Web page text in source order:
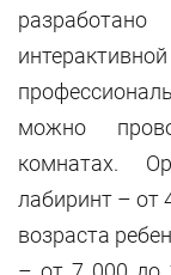
можно
комнатах.
лабиринт – от
возраста